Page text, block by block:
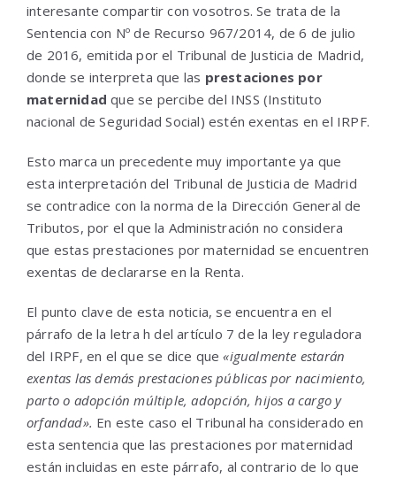
interesante compartir con vosotros. Se trata de la
Sentencia con Nº de Recurso 967/2014, de 6 de julio
de 2016, emitida por el Tribunal de Justicia de Madrid,
donde se interpreta que las prestaciones por
maternidad que se percibe del INSS (Instituto
nacional de Seguridad Social) estén exentas en el IRPF.
Esto marca un precedente muy importante ya que
esta interpretación del Tribunal de Justicia de Madrid
se contradice con la norma de la Dirección General de
Tributos, por el que la Administración no considera
que estas prestaciones por maternidad se encuentren
exentas de declararse en la Renta.
El punto clave de esta noticia, se encuentra en el
párrafo de la letra h del artículo 7 de la ley reguladora
del IRPF, en el que se dice que«igualmente estarán
exentas las demás prestaciones públicas por nacimiento,
parto o adopción múltiple, adopción, hijos a cargo y
orfandad». En este caso el Tribunal ha considerado en
esta sentencia que las prestaciones por maternidad
están incluidas en este párrafo, al contrario de lo que